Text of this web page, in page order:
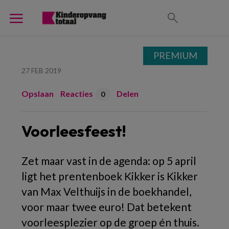
27 FEB 2019
Opslaan Reacties 0 Delen
Voorleesfeest!
Zet maar vast in de agenda: op 5 april
ligt het prentenboek Kikker is Kikker
van Max Velthuijs in de boekhandel,
voor maar twee euro! Dat betekent
voorleesplezier op de groep én thuis.
PREMIUM